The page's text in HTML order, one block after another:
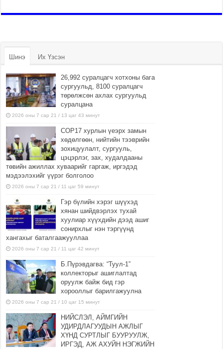
Шинэ Их Үзсэн
26,992 суралцагч хотхоны бага
сургуульд, 8100 суралцагч
төрөлжсөн ахлах сургуульд
суралцана
2026 оны 7 сар 21 / 13 цаг 43 минут
COP17 хурлын үеэрх замын
хөдөлгөөн, нийтийн тээврийн
зохицуулалт, сургууль,
цэцэрлэг, зах, худалдааны
төвийн ажиллах хуваарийг гаргаж, иргэдэд
мэдээлэхийг үүрэг болголоо
2026 оны 7 сар 21 / 11 цаг 59 минут
Гэр бүлийн хэрэг шүүхэд
хянан шийдвэрлэх тухай
хуулиар хүүхдийн дээд ашиг
сонирхлыг нэн тэргүүнд
хангахыг баталгаажууллаа
2026 оны 7 сар 21 / 11 цаг 42 минут
Б.Пүрэвдагва: “Туул-1”
коллекторыг ашиглалтад
оруулж байж бид гэр
хорооллыг барилгажуулна
2026 оны 7 сар 21 / 10 цаг 15 минут
НИЙСЛЭЛ, АЙМГИЙН
УДИРДЛАГУУДЫН АЖЛЫГ
ХҮНД СУРТЛЫГ БУУРУУЛЖ,
ИРГЭД, АЖ АХУЙН НЭГЖИЙН